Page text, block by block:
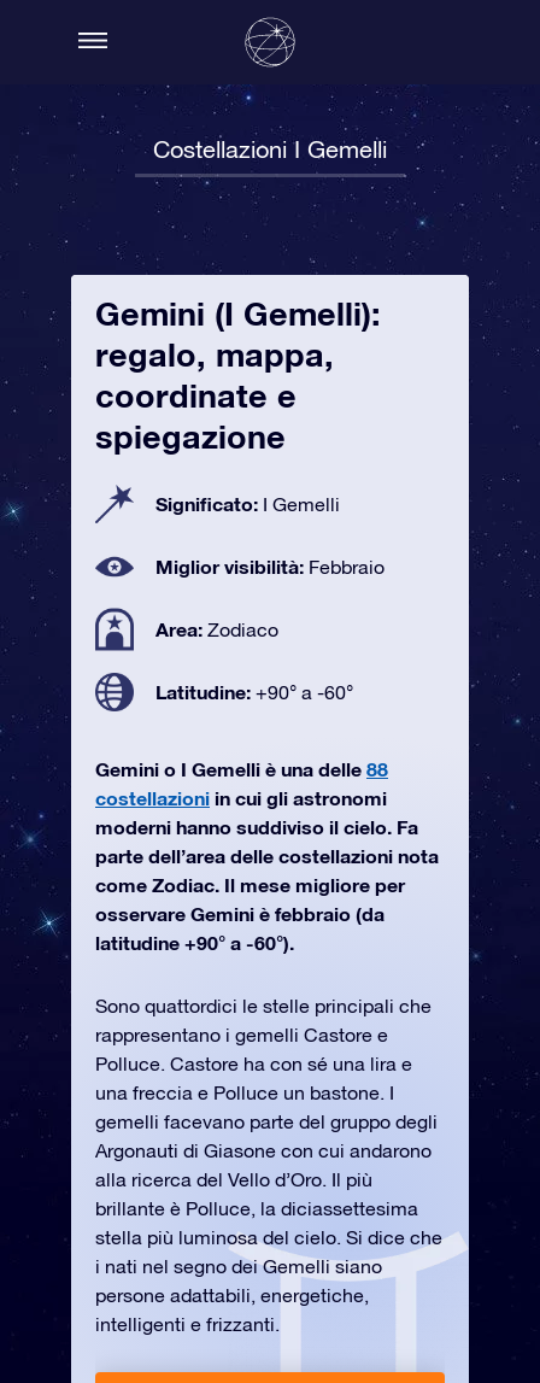
Costellazioni I Gemelli
Gemini (I Gemelli):
regalo, mappa,
coordinate e
spiegazione
Significato: I Gemelli
Miglior visibilità: Febbraio
Area: Zodiaco
Latitudine: +90° a -60°
Gemini o I Gemelli è una delle 88
costellazioni in cui gli astronomi
moderni hanno suddiviso il cielo. Fa
parte dell’area delle costellazioni nota
come Zodiac. Il mese migliore per
osservare Gemini è febbraio (da
latitudine +90° a -60°).
Sono quattordici le stelle principali che
rappresentano i gemelli Castore e
Polluce. Castore ha con sé una lira e
una freccia e Polluce un bastone. I
gemelli facevano parte del gruppo degli
Argonauti di Giasone con cui andarono
alla ricerca del Vello d’Oro. Il più
brillante è Polluce, la diciassettesima
stella più luminosa del cielo. Si dice che
i nati nel segno dei Gemelli siano
persone adattabili, energetiche,
intelligenti e frizzanti.